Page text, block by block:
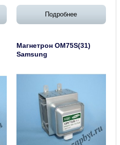
Подробнее
Магнетрон ОМ75S(31)
Samsung